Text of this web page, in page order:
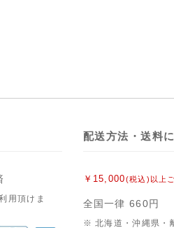
用頂けま
配送方法・送料
￥15,000(税込)以上
全国一律 660円
※ 北海道・沖縄県・